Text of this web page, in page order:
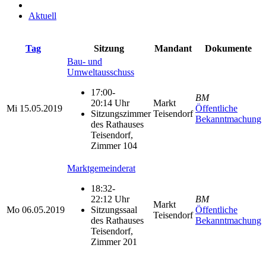
Aktuell
Tag Sitzung Mandant Dokumente
Mi 15.05.2019
Bau- und
Umweltausschuss
17:00-
20:14 Uhr
Sitzungszimmer
des Rathauses
Teisendorf,
Zimmer 104
Markt
Teisendorf
BM
Öffentliche
Bekanntmachung
Mo 06.05.2019
Marktgemeinderat
18:32-
22:12 Uhr
Sitzungssaal
des Rathauses
Teisendorf,
Zimmer 201
Markt
Teisendorf
BM
Öffentliche
Bekanntmachung